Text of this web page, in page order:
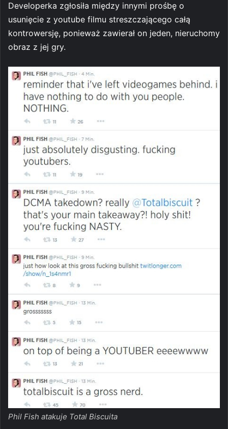
Developerka zgłosiła między innymi prośbę o
usunięcie z youtube filmu streszczającego całą
kontrowersję, ponieważ zawierał on jeden, nieruchomy
obraz z jej gry.
Phil Fish atakuje Total Biscuita